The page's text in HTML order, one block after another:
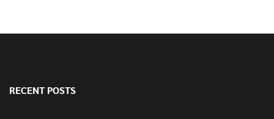
RECENT POSTS